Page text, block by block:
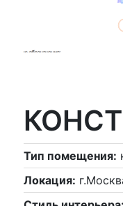
Тип помещения:
Локация: